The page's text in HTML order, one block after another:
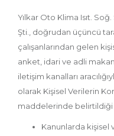
Yılkar Oto Klima Isıt.
Şti., doğrudan üçüncü
çalışanlarından gelen
anket, idari ve adli
iletişim kanalları
olarak Kişisel Verilerin
maddelerinde belirtildiği
Kanunlarda kişisel